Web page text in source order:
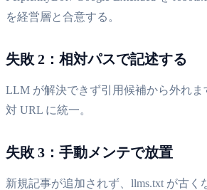
を経営層と合意する。
失敗 2：相対パスで記述する
LLM が解決できず引用候補から外れま
対 URL に統一。
失敗 3：手動メンテで放置
新規記事が追加されず、llms.txt が古く